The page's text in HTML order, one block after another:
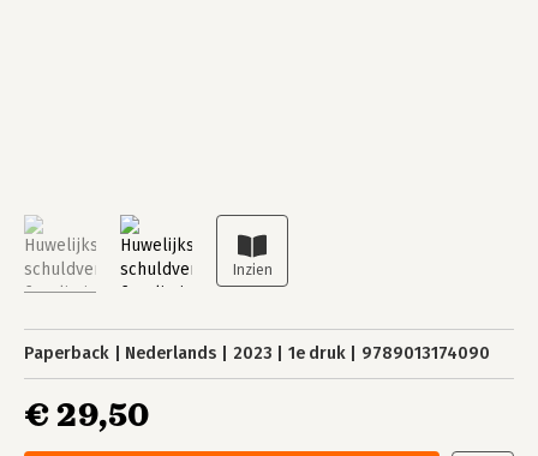
Paperback Nederlands 2023 1e druk 9789013174090
€ 29,50